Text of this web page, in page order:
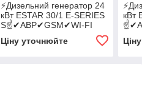
⚡️Дизельний генератор 24
кВт ESTAR 30/1 E-SERIES
S☝✔АВР✔GSM✔WI-FI
Ціну уточнюйте
кВт